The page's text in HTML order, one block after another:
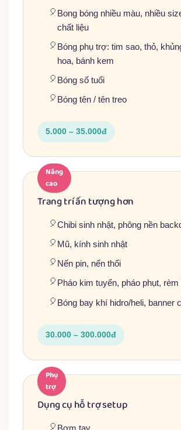
Bong bóng nhiều màu, nhiều
chất liệu
Bóng phụ trợ: tim sao, thỏ,
hoa, bánh kem
Bóng số tuổi
Bóng tên / tên treo
5.000 – 35.000đ
Nâng
cao
Trang trí ấn tượng hơn
Chibi sinh nhật, phông nền
Mũ, kính sinh nhật
Nến pin, nến thổi
Pháo kim tuyến, pháo phụt,
Bóng bay khí hidro/heli, banner
30.000 – 300.000đ
Phụ
trợ
Dụng cụ hỗ trợ setup
Bơm tay